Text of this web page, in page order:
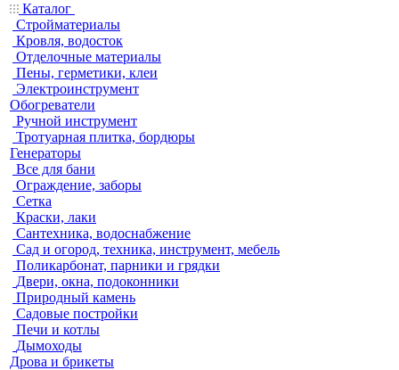
Каталог
Стройматериалы
Кровля, водосток
Отделочные материалы
Пены, герметики, клеи
Электроинструмент
Обогреватели
Ручной инструмент
Тротуарная плитка, бордюры
Генераторы
Все для бани
Ограждение, заборы
Сетка
Краски, лаки
Сантехника, водоснабжение
Сад и огород, техника, инструмент, мебель
Поликарбонат, парники и грядки
Двери, окна, подоконники
Природный камень
Садовые постройки
Печи и котлы
Дымоходы
Дрова и брикеты